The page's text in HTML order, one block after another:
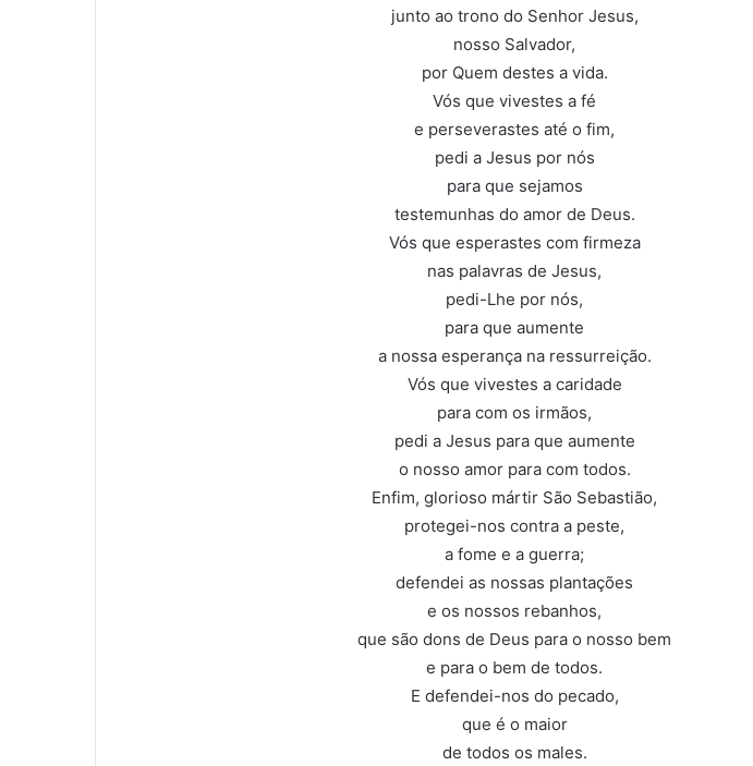
junto ao trono do Senhor Jesus,
nosso Salvador,
por Quem destes a vida.
Vós que vivestes a fé
e perseverastes até o fim,
pedi a Jesus por nós
para que sejamos
testemunhas do amor de Deus.
Vós que esperastes com firmeza
nas palavras de Jesus,
pedi-Lhe por nós,
para que aumente
a nossa esperança na ressurreição.
Vós que vivestes a caridade
para com os irmãos,
pedi a Jesus para que aumente
o nosso amor para com todos.
Enfim, glorioso mártir São Sebastião,
protegei-nos contra a peste,
a fome e a guerra;
defendei as nossas plantações
e os nossos rebanhos,
que são dons de Deus para o nosso bem
e para o bem de todos.
E defendei-nos do pecado,
que é o maior
de todos os males.